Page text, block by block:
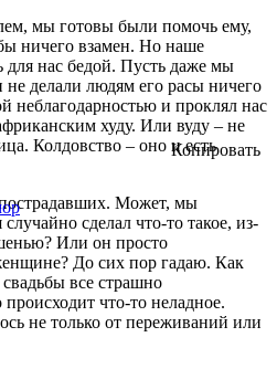
мы готовы были помочь ему,
ничего взамен. Но наше
для нас бедой. Пусть даже мы
не делали людям его расы ничего
неблагодарностью и проклял нас
худу. Или вуду – не
Колдовство – оно и есть
Может, мы
сделал что-то такое, из-
Или он просто
До сих пор гадаю. Как
все страшно
что-то неладное.
не только от переживаний или
Копировать